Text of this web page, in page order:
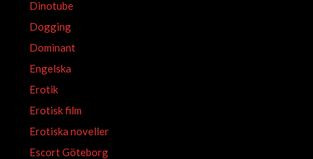
Dinotube
Dogging
Dominant
Engelska
Erotik
Erotisk film
Erotiska noveller
Escort Göteborg